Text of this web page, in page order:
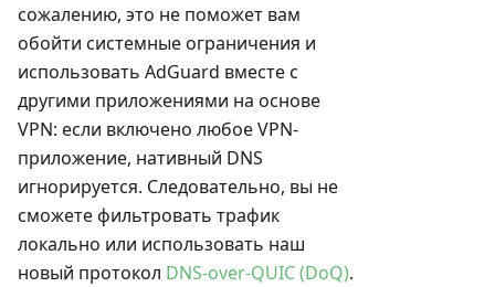
сожалению, это не поможет вам
обойти системные ограничения и
использовать AdGuard вместе с
другими приложениями на основе
VPN: если включено любое VPN-
приложение, нативный DNS
игнорируется. Следовательно, вы не
сможете фильтровать трафик
локально или использовать наш
новый протокол DNS-over-QUIC (DoQ).